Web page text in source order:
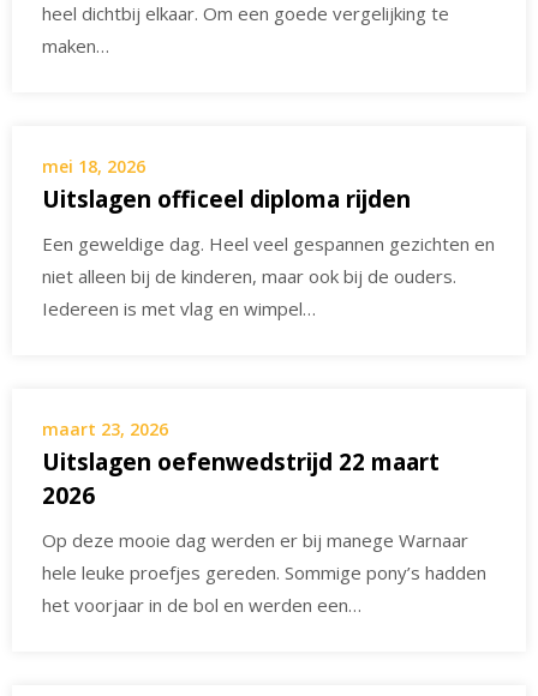
heel dichtbij elkaar. Om een goede vergelijking te
maken…
mei 18, 2026
Uitslagen officeel diploma rijden
Een geweldige dag. Heel veel gespannen gezichten en
niet alleen bij de kinderen, maar ook bij de ouders.
Iedereen is met vlag en wimpel…
maart 23, 2026
Uitslagen oefenwedstrijd 22 maart
2026
Op deze mooie dag werden er bij manege Warnaar
hele leuke proefjes gereden. Sommige pony’s hadden
het voorjaar in de bol en werden een…